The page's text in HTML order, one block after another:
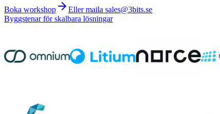
Boka workshop
Eller maila sales@3bits.se
Byggstenar för skalbara lösningar